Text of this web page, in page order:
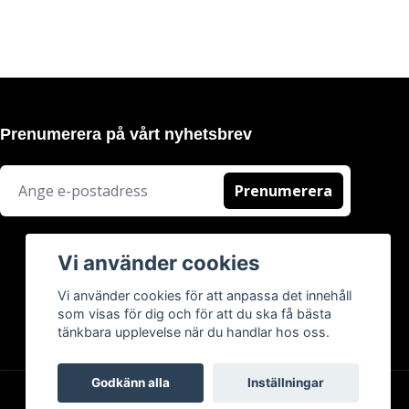
Prenumerera på vårt nyhetsbrev
Prenumerera
Vi använder cookies
Vi använder cookies för att anpassa det innehåll
som visas för dig och för att du ska få bästa
tänkbara upplevelse när du handlar hos oss.
Godkänn alla Inställningar